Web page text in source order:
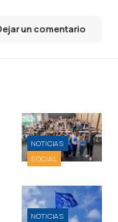
un comentario
NOTICIAS
SOCIAL
NOTICIAS